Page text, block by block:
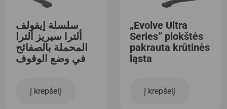
سلسلة إيفولف
ألترا سيريز ألترا
المحملة بالصفائح
في وضع الوقوف
Į krepšelį
„Evolve Ultra
Series” plokštės
pakrauta krūtinės
ląsta
Į krepšelį